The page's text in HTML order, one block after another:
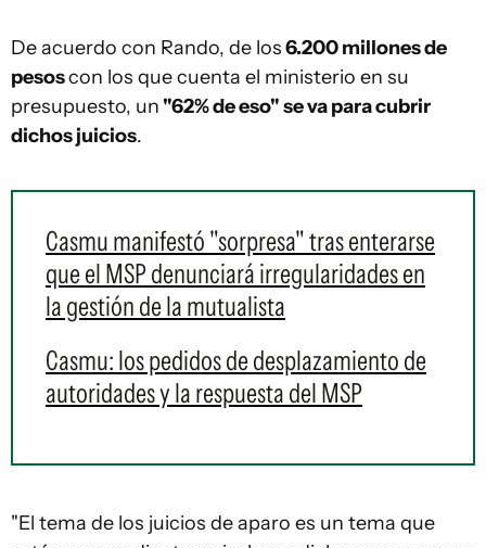
De acuerdo con Rando, de los6.200 millones de
pesoscon los que cuenta el ministerio en su
presupuesto, un "62% de eso" se va para cubrir
dichos juicios.
Casmu manifestó "sorpresa" tras enterarse
que el MSP denunciará irregularidades en
la gestión de la mutualista
Casmu: los pedidos de desplazamiento de
autoridades y la respuesta del MSP
"El tema de los juicios de aparo es un tema que